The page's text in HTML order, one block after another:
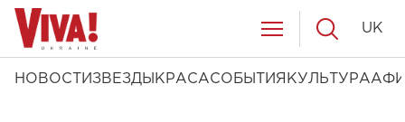
НОВОСТИ ЗВЕЗДЫ КРАСАСОБЫТИЯ КУЛЬТУРА
UK